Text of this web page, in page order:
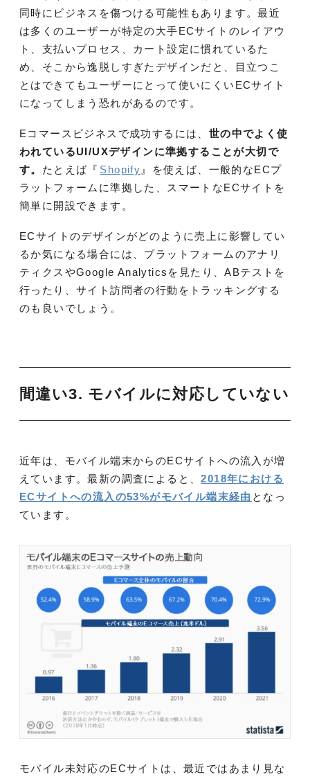
同時にビジネスを傷つける可能性もあります。最近
は多くのユーザーが特定の大手ECサイトのレイアウ
ト、支払いプロセス、カート設定に慣れているた
め、そこから逸脱しすぎたデザインだと、目立つこ
とはできてもユーザーにとって使いにくいECサイト
になってしまう恐れがあるのです。
Eコマースビジネスで成功するには、 世の中でよく使
われているUI/UXデザインに準拠することが大切で
す。 たとえば『 Shopify』を使えば、一般的なECプ
ラットフォームに準拠した、スマートなECサイトを
簡単に開設できます。
ECサイトのデザインがどのように売上に影響してい
るか気になる場合には、プラットフォームのアナリ
ティクスやGoogle Analyticsを見たり、ABテストを
行ったり、サイト訪問者の行動をトラッキングする
のも良いでしょう。
間違い3. モバイルに対応していない
近年は、モバイル端末からのECサイトへの流入が増
えています。最新の調査によると、2018年における
ECサイトへの流入の53%がモバイル端末経由 となっ
ています。
モバイル未対応のECサイトは、最近ではあまり見な